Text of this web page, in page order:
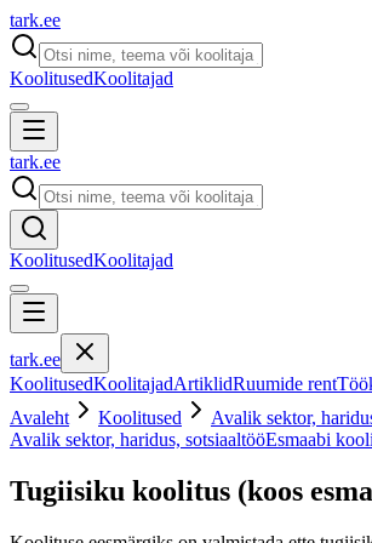
tark.ee
KoolitusedKoolitajad
tark.ee
KoolitusedKoolitajad
tark.ee
KoolitusedKoolitajadArtiklidRuumide rent
Avaleht
Koolitused Avalik sektor,
Avalik sektor, haridus, sotsiaaltööEsmaabi
Tugiisiku koolitus (koos